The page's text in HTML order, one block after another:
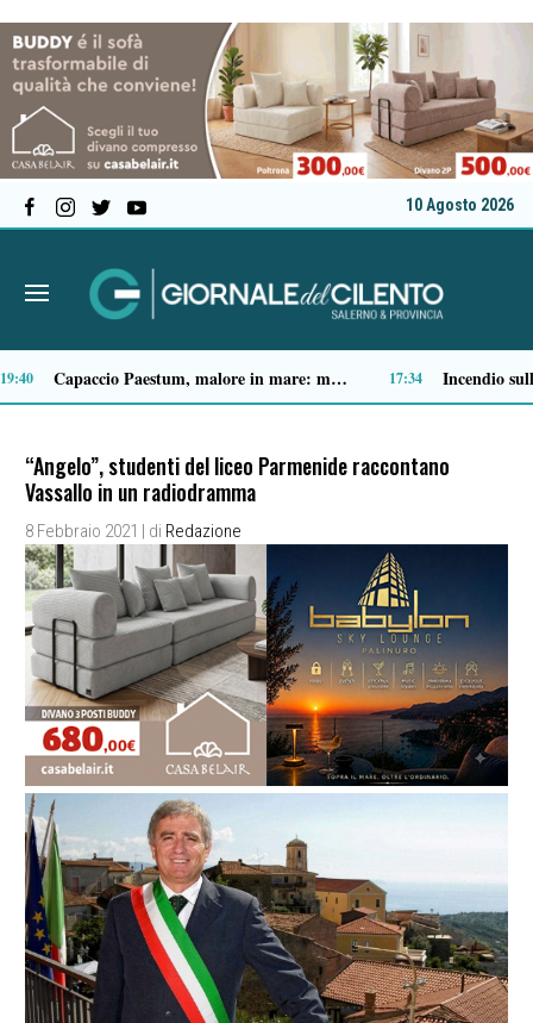
10 Agosto 2026
Spari a Pastena, il ventenne ferito lascia l’ospedale: si indaga sul vero obiettivo 09:04
“Angelo”, studenti del liceo Parmenide raccontano
Vassallo in un radiodramma
8 Febbraio 2021 | di Redazione